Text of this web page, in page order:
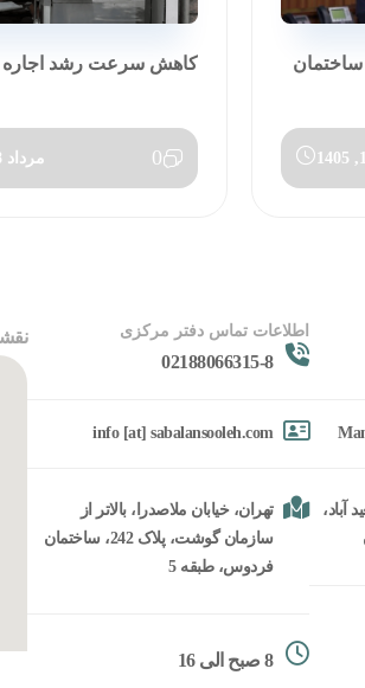
ساختمان کاهش سرعت رشد اجاره بها
0 مرداد 8, 1405
آباد،
اطلاعات تماس دفتر مرکزی
02188066315-8
info [at] sabalansooleh.com
تهران، خیابان ملاصدرا، بالاتر از
سازمان گوشت، پلاک 242، ساختمان
فردوس، طبقه 5
8 صبح الی 16